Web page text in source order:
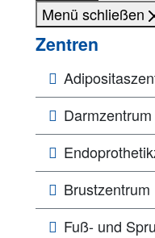
Menü schließen
Zentren
Darmzentrum
Brustzentrum
Fuß- und